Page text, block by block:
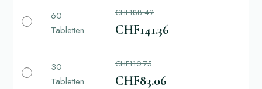
60
Tabletten
CHF188.49
CHF141.36
30
Tabletten
CHF110.75
CHF83.06